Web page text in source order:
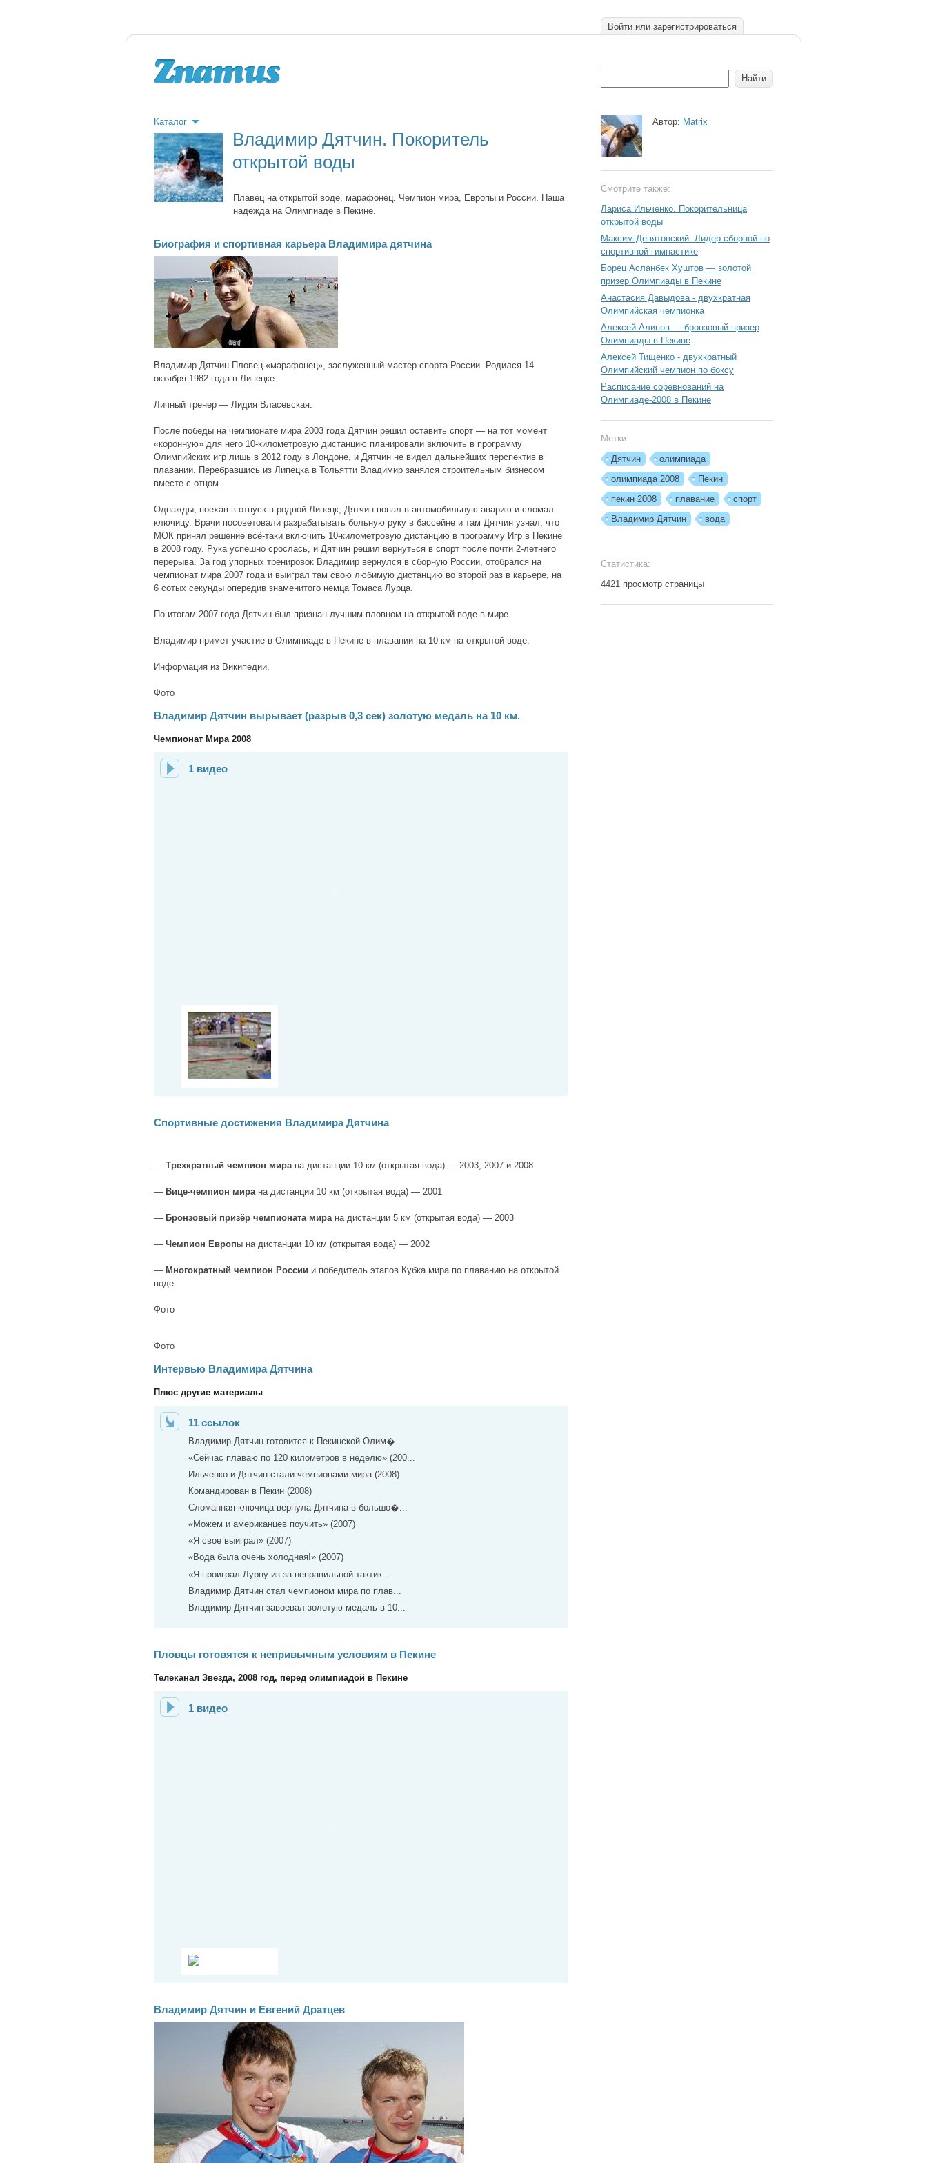
Войти или зарегистрироваться
Каталог
Владимир Дятчин. Покоритель
открытой воды
Плавец на открытой воде, марафонец. Чемпион мира, Европы и России. Наша
надежда на Олимпиаде в Пекине.
Биография и спортивная карьера Владимира дятчина
Владимир Дятчин Пловец-«марафонец», заслуженный мастер спорта России. Родился 14
октября 1982 года в Липецке.
Личный тренер — Лидия Власевская.
После победы на чемпионате мира 2003 года Дятчин решил оставить спорт — на тот момент
«коронную» для него 10-километровую дистанцию планировали включить в программу
Олимпийских игр лишь в 2012 году в Лондоне, и Дятчин не видел дальнейших перспектив в
плавании. Перебравшись из Липецка в Тольятти Владимир занялся строительным бизнесом
вместе с отцом.
Однажды, поехав в отпуск в родной Липецк, Дятчин попал в автомобильную аварию и сломал
ключицу. Врачи посоветовали разрабатывать больную руку в бассейне и там Дятчин узнал, что
МОК принял решение всё-таки включить 10-километровую дистанцию в программу Игр в Пекине
в 2008 году. Рука успешно срослась, и Дятчин решил вернуться в спорт после почти 2-летнего
перерыва. За год упорных тренировок Владимир вернулся в сборную России, отобрался на
чемпионат мира 2007 года и выиграл там свою любимую дистанцию во второй раз в карьере, на
6 сотых секунды опередив знаменитого немца Томаса Лурца.
По итогам 2007 года Дятчин был признан лучшим пловцом на открытой воде в мире.
Владимир примет участие в Олимпиаде в Пекине в плавании на 10 км на открытой воде.
Информация из Википедии.
Фото
Владимир Дятчин вырывает (разрыв 0,3 сек) золотую медаль на 10 км.
Чемпионат Мира 2008
1 видео
Спортивные достижения Владимира Дятчина
— Трехкратный чемпион мира на дистанции 10 км (открытая вода) — 2003, 2007 и 2008
— Вице-чемпион мира на дистанции 10 км (открытая вода) — 2001
— Бронзовый призёр чемпионата мира на дистанции 5 км (открытая вода) — 2003
— Чемпион Европы на дистанции 10 км (открытая вода) — 2002
— Многократный чемпион России и победитель этапов Кубка мира по плаванию на открытой
воде
Фото
Фото
Интервью Владимира Дятчина
Плюс другие материалы
11 ссылок
Владимир Дятчин готовится к Пекинской Олим�...
«Сейчас плаваю по 120 километров в неделю» (200...
Ильченко и Дятчин стали чемпионами мира (2008)
Командирован в Пекин (2008)
Сломанная ключица вернула Дятчина в большо�...
«Можем и американцев поучить» (2007)
«Я свое выиграл» (2007)
«Вода была очень холодная!» (2007)
«Я проиграл Лурцу из-за неправильной тактик...
Владимир Дятчин стал чемпионом мира по плав...
Владимир Дятчин завоевал золотую медаль в 10...
Пловцы готовятся к непривычным условиям в Пекине
Телеканал Звезда, 2008 год, перед олимпиадой в Пекине
1 видео
Владимир Дятчин и Евгений Дратцев
Автор: Matrix
Смотрите также:
Лариса Ильченко. Покорительница
открытой воды
Максим Девятовский. Лидер сборной по
спортивной гимнастике
Борец Асланбек Хуштов — золотой
призер Олимпиады в Пекине
Анастасия Давыдова - двухкратная
Олимпийская чемпионка
Алексей Алипов — бронзовый призер
Олимпиады в Пекине
Алексей Тищенко - двухкратный
Олимпийский чемпион по боксу
Расписание соревнований на
Олимпиаде-2008 в Пекине
Метки:
Дятчин
олимпиада
олимпиада 2008
Пекин
пекин 2008
плавание
спорт
Владимир Дятчин
вода
Статистика:
4421 просмотр страницы